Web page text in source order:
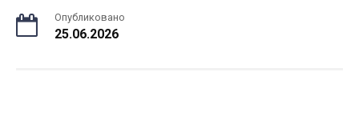
Опубликовано
25.06.2026